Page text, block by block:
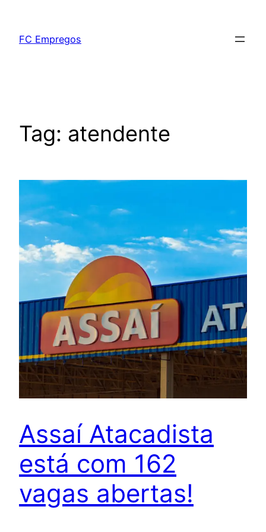
FC Empregos
Tag: atendente
Assaí Atacadista
está com 162
vagas abertas!